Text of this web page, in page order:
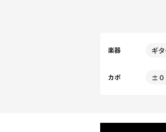
楽器
カポ